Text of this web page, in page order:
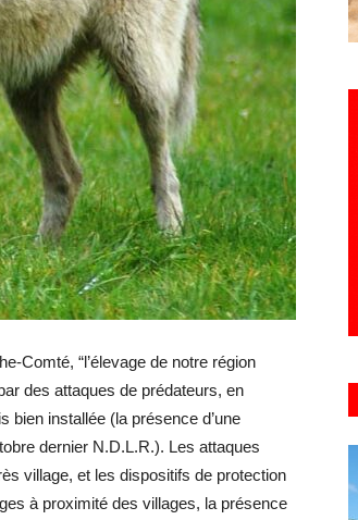
–
Hebdo39
Comté, “l’élevage de notre région
des attaques de prédateurs, en
bien installée (la présence d’une
dernier N.D.L.R.). Les attaques
village, et les dispositifs de protection
à proximité des villages, la présence